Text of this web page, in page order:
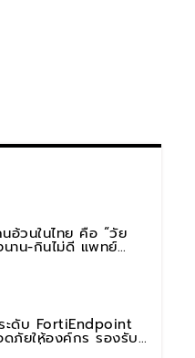
อ้วนในไทย คือ “วัย
นาน-กินไม่ดี แพทย์
ธิน เตือน “อย่าดูแค่เลข
ะดับ FortiEndpoint
ดภัยให้องค์กร รองรับ